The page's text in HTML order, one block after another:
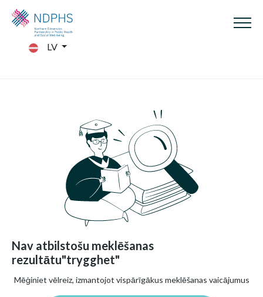
LV
Nav atbilstošu meklēšanas
rezultātu"trygghet"
Mēģiniet vēlreiz, izmantojot vispārīgākus meklēšanas vaicājumus